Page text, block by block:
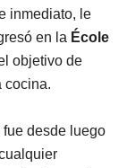
inmediato, le
en la École
objetivo de
cocina.
desde luego